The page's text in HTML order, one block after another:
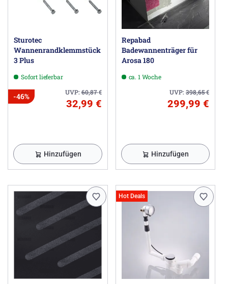
Sturotec
Wannenrandklemmstück
3 Plus
Sofort lieferbar
UVP:60,87€
-46%
32,99 €
Hinzufügen
Repabad
Badewannenträger für
Arosa 180
ca. 1 Woche
UVP:398,65€
299,99 €
Hinzufügen
Hot Deals